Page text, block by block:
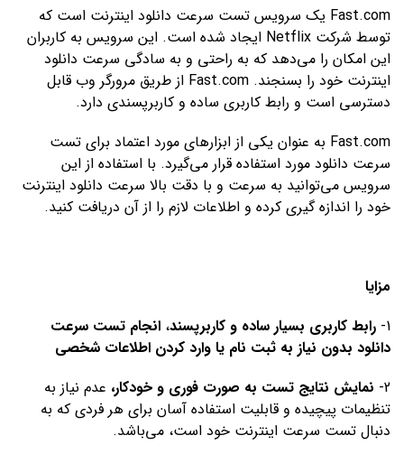
Fast.com یک سرویس تست سرعت دانلود اینترنت است که
توسط شرکت Netflix ایجاد شده است. این سرویس به کاربران
این امکان را می‌دهد که به راحتی و به سادگی سرعت دانلود
اینترنت خود را بسنجند. Fast.com از طریق مرورگر وب قابل
دسترسی است و رابط کاربری ساده و کاربرپسندی دارد.
Fast.com به عنوان یکی از ابزارهای مورد اعتماد برای تست
سرعت دانلود مورد استفاده قرار می‌گیرد. با استفاده از این
سرویس می‌توانید به سرعت و با دقت بالا سرعت دانلود اینترنت
خود را اندازه گیری کرده و اطلاعات لازم را از آن دریافت کنید.
مزایا
1- رابط کاربری بسیار ساده و کاربرپسند، انجام تست سرعت
دانلود بدون نیاز به ثبت نام یا وارد کردن اطلاعات شخصی
2- نمایش نتایج تست به صورت فوری و خودکار، عدم نیاز به
تنظیمات پیچیده و قابلیت استفاده آسان برای هر فردی که به
دنبال تست سرعت اینترنت خود است، می‌باشد.